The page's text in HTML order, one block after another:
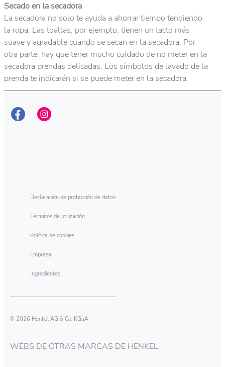
Secado en la secadora
La secadora no solo te ayuda a ahorrar tiempo tendiendo
la ropa. Las toallas, por ejemplo, tienen un tacto más
suave y agradable cuando se secan en la secadora. Por
otra parte, hay que tener mucho cuidado de no meter en la
secadora prendas delicadas. Los símbolos de lavado de la
prenda te indicarán si se puede meter en la secadora.
Declaración de protección de datos
Términos de utilización
Política de cookies
Empresa
Ingredientes
© 2026 Henkel AG & Co. KGaA
WEBS DE OTRAS MARCAS DE HENKEL